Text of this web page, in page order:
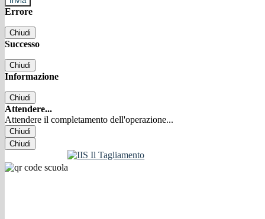
Errore
Chiudi
Successo
Chiudi
Informazione
Chiudi
Attendere...
Attendere il completamento dell'operazione...
Chiudi
Chiudi